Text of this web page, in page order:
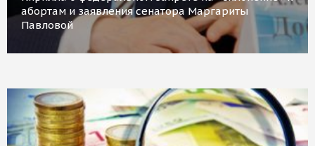
абортам и заявления сенатора Маргариты
Павловой